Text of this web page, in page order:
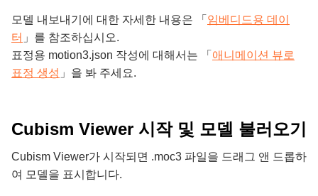
모델 내보내기에 대한 자세한 내용은 「 임베디드용 데이
터 」를 참조하십시오.
표정용 motion3.json 작성에 대해서는 「 애니메이션 뷰로
표정 생성 」을 봐 주세요.
Cubism Viewer 시작 및 모델 불러오기
Cubism Viewer가 시작되면 .moc3 파일을 드래그 앤 드롭하
여 모델을 표시합니다.